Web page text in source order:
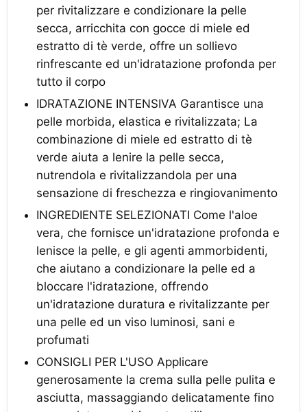
per rivitalizzare e condizionare la pelle
secca, arricchita con gocce di miele ed
estratto di tè verde, offre un sollievo
rinfrescante ed un'idratazione profonda per
tutto il corpo
IDRATAZIONE INTENSIVA Garantisce una
pelle morbida, elastica e rivitalizzata; La
combinazione di miele ed estratto di tè
verde aiuta a lenire la pelle secca,
nutrendola e rivitalizzandola per una
sensazione di freschezza e ringiovanimento
INGREDIENTE SELEZIONATI Come l'aloe
vera, che fornisce un'idratazione profonda e
lenisce la pelle, e gli agenti ammorbidenti,
che aiutano a condizionare la pelle ed a
bloccare l'idratazione, offrendo
un'idratazione duratura e rivitalizzante per
una pelle ed un viso luminosi, sani e
profumati
CONSIGLI PER L'USO Applicare
generosamente la crema sulla pelle pulita e
asciutta, massaggiando delicatamente fino